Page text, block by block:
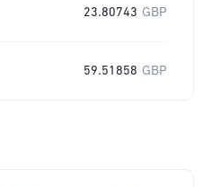
23.80743 GBP
59.51858 GBP